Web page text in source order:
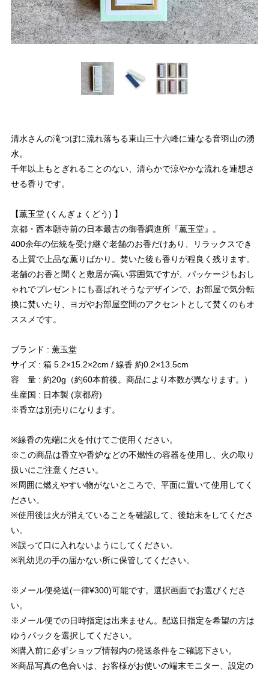
清水さんの滝つぼに流れ落ちる東山三十六峰に連なる音羽山の湧
水。
千年以上もとぎれることのない、清らかで涼やかな流れを連想さ
せる香りです。
【薫玉堂 (くんぎょくどう) 】
京都・西本願寺前の日本最古の御香調進所『薫玉堂』。
400余年の伝統を受け継ぐ老舗のお香だけあり、リラックスでき
る上質で上品な薫りばかり。焚いた後も香りが程良く残ります。
老舗のお香と聞くと敷居が高い雰囲気ですが、パッケージもおし
ゃれでプレゼントにも喜ばれそうなデザインで、お部屋で気分転
換に焚いたり、ヨガやお部屋空間のアクセントとして焚くのもオ
ススメです。
ブランド : 薫玉堂
サイズ : 箱 5.2×15.2×2cm / 線香 約0.2×13.5cm
容 量 : 約20g（約60本前後。商品により本数が異なります。）
生産国 : 日本製 (京都府)
※香立は別売りになります。
※線香の先端に火を付けてご使用ください。
※この商品は香立や香炉などの不燃性の容器を使用し、火の取り
扱いにご注意ください。
※周囲に燃えやすい物がないところで、平面に置いて使用してく
ださい。
※使用後は火が消えていることを確認して、後始末をしてくださ
い。
※誤って口に入れないようにしてください。
※乳幼児の手の届かない所に保管してください。
※メール便発送(一律¥300)可能です。選択画面でお選びくださ
い。
※メール便での日時指定は出来ません。配送日指定を希望の方は
ゆうパックを選択してください。
※購入前に必ずショップ情報内の発送条件をご確認下さい。
※商品写真の色合いは、お客様がお使いの端末モニター、設定の